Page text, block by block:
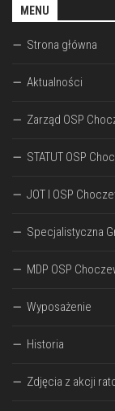
MENU
Strona główna
Aktualności
Zarząd OSP
STATUT OSP
JOT I OSP
Specjalistyczna
MDP OSP
Wyposażenie
Historia
Zdjęcia z akcji